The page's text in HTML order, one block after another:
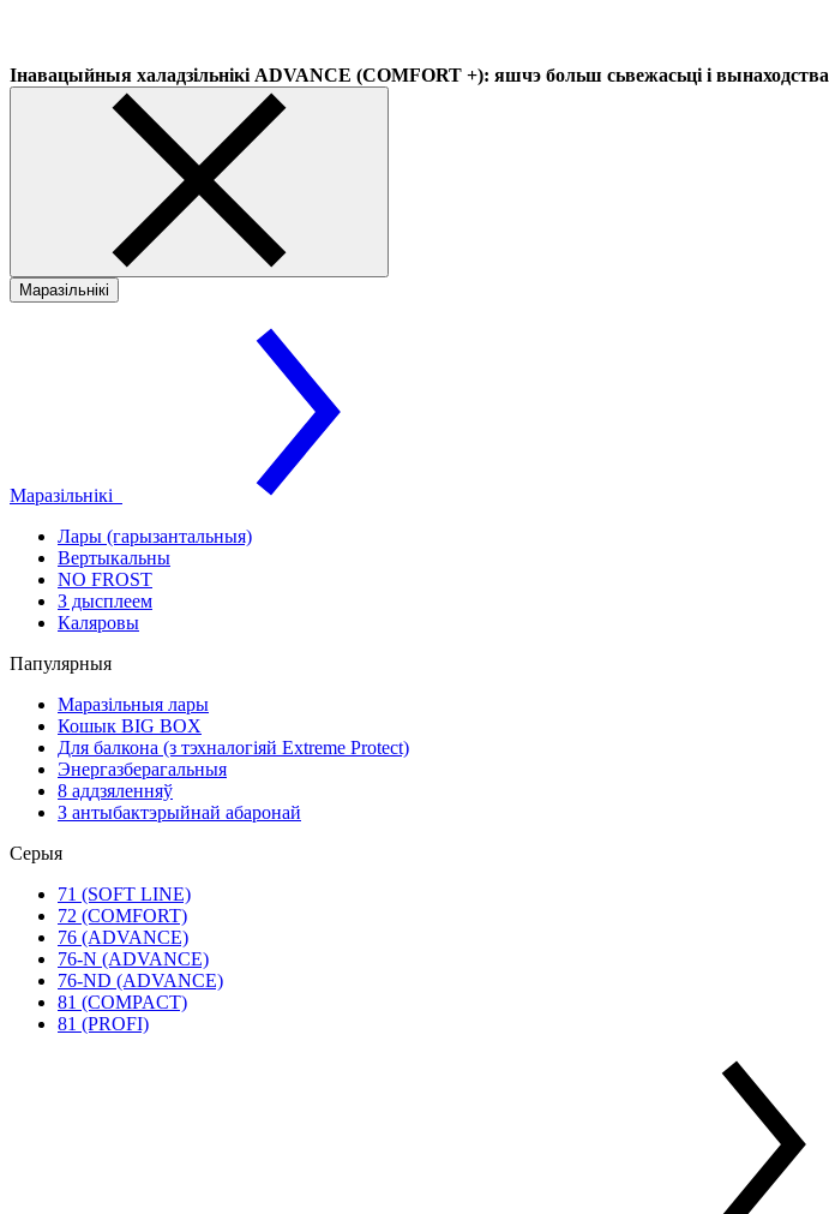
Інавацыйныя халадзільнікі ADVANCE (COMFORT +): яшчэ больш сьвежасьці і вынаходства
Маразільнікі
Маразільнікі
Лары (гарызантальныя)
Вертыкальны
NO FROST
З дысплеем
Каляровы
Папулярныя
Маразільныя лары
Кошык BIG BOX
Для балкона (з тэхналогіяй Extreme Protect)
Энергазберагальныя
8 аддзяленняў
З антыбактэрыйнай абаронай
Серыя
71 (SOFT LINE)
72 (COMFORT)
76 (ADVANCE)
76-N (ADVANCE)
76-ND (ADVANCE)
81 (COMPACT)
81 (PROFI)